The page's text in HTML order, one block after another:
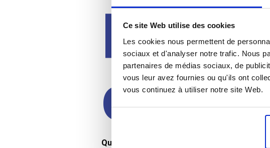
Ce site Web utilise des cookies
Les cookies nous permettent de
sociaux et d'analyser notre trafic. Nous
partenaires de médias sociaux, de
vous leur avez fournies ou qu'ils ont
vous continuez à utiliser notre site Web.
Profil
Qualifications et diplômes :